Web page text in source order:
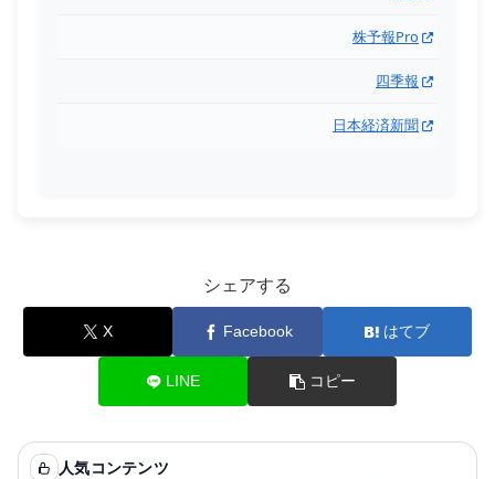
株予報Pro
四季報
日本経済新聞
シェアする
X Facebook はてブ
LINE コピー
人気コンテンツ